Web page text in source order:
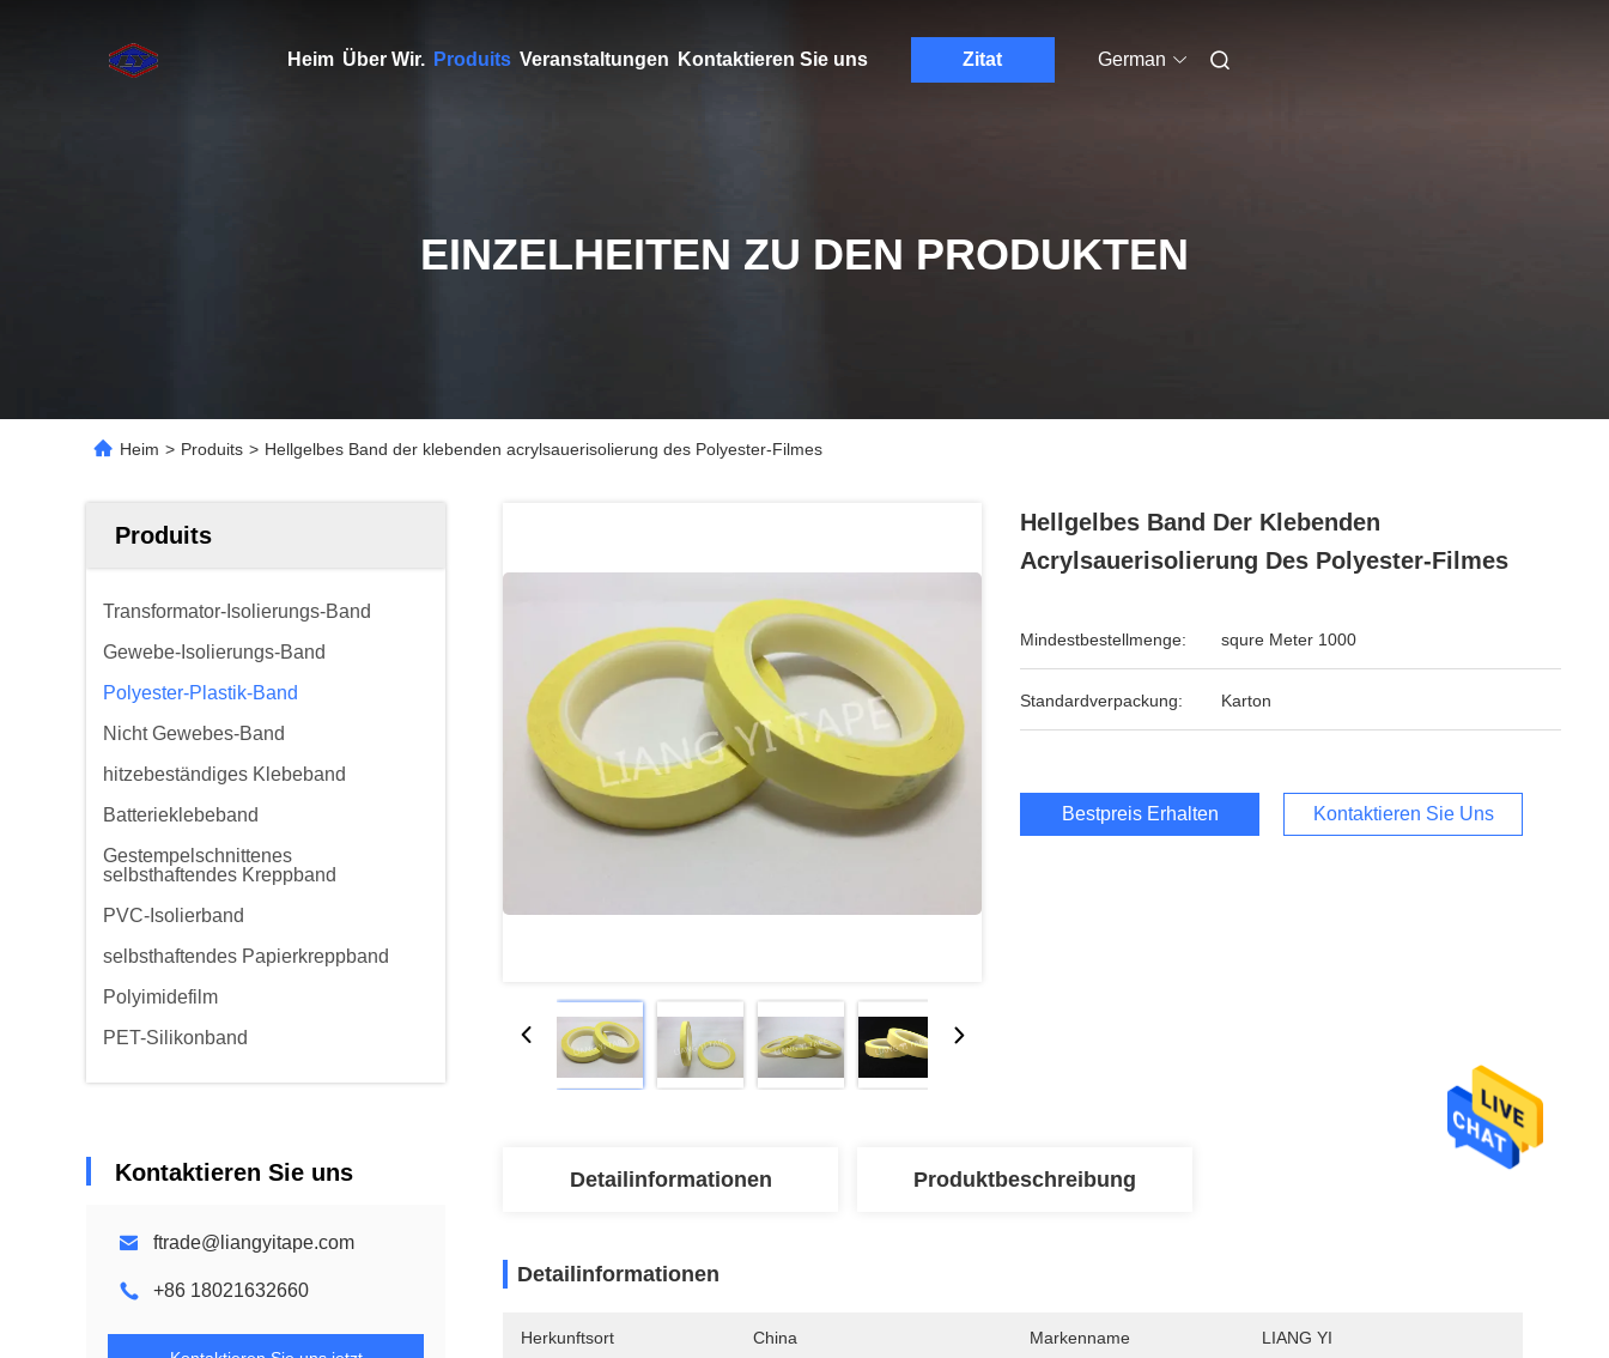
Heim Über Wir. Produits Veranstaltungen Kontaktieren Sie uns Zitat German
EINZELHEITEN ZU DEN PRODUKTEN
Heim > Produits > Hellgelbes Band der klebenden acrylsauerisolierung des Polyester-Filmes
Produits
Transformator-Isolierungs-Band
Gewebe-Isolierungs-Band
Polyester-Plastik-Band
Nicht Gewebes-Band
hitzebeständiges Klebeband
Batterieklebeband
Gestempelschnittenes
selbsthaftendes Kreppband
PVC-Isolierband
selbsthaftendes Papierkreppband
Polyimidefilm
PET-Silikonband
Kontaktieren Sie uns
ftrade@liangyitape.com
+86 18021632660
Hellgelbes Band Der Klebenden
Acrylsauerisolierung Des Polyester-Filmes
Mindestbestellmenge: squre Meter 1000
Standardverpackung: Karton
Bestpreis Erhalten Kontaktieren Sie Uns
Detailinformationen Produktbeschreibung
Detailinformationen
Herkunftsort China Markenname LIANG YI